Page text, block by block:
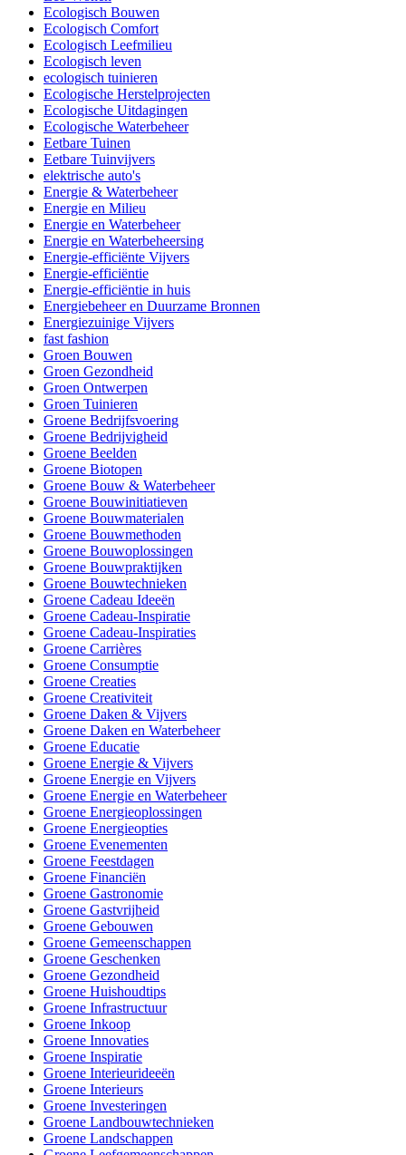
Ecologisch Bouwen
Ecologisch Comfort
Ecologisch Leefmilieu
Ecologisch leven
ecologisch tuinieren
Ecologische Herstelprojecten
Ecologische Uitdagingen
Ecologische Waterbeheer
Eetbare Tuinen
Eetbare Tuinvijvers
elektrische auto's
Energie & Waterbeheer
Energie en Milieu
Energie en Waterbeheer
Energie en Waterbeheersing
Energie-efficiënte Vijvers
Energie-efficiëntie
Energie-efficiëntie in huis
Energiebeheer en Duurzame Bronnen
Energiezuinige Vijvers
fast fashion
Groen Bouwen
Groen Gezondheid
Groen Ontwerpen
Groen Tuinieren
Groene Bedrijfsvoering
Groene Bedrijvigheid
Groene Beelden
Groene Biotopen
Groene Bouw & Waterbeheer
Groene Bouwinitiatieven
Groene Bouwmaterialen
Groene Bouwmethoden
Groene Bouwoplossingen
Groene Bouwpraktijken
Groene Bouwtechnieken
Groene Cadeau Ideeën
Groene Cadeau-Inspiratie
Groene Cadeau-Inspiraties
Groene Carrières
Groene Consumptie
Groene Creaties
Groene Creativiteit
Groene Daken & Vijvers
Groene Daken en Waterbeheer
Groene Educatie
Groene Energie & Vijvers
Groene Energie en Vijvers
Groene Energie en Waterbeheer
Groene Energieoplossingen
Groene Energieopties
Groene Evenementen
Groene Feestdagen
Groene Financiën
Groene Gastronomie
Groene Gastvrijheid
Groene Gebouwen
Groene Gemeenschappen
Groene Geschenken
Groene Gezondheid
Groene Huishoudtips
Groene Infrastructuur
Groene Inkoop
Groene Innovaties
Groene Inspiratie
Groene Interieurideeën
Groene Interieurs
Groene Investeringen
Groene Landbouwtechnieken
Groene Landschappen